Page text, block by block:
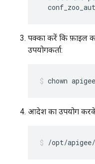
पक्का करें कि फ़ाइल
उपयोगकर्ता:
chown
आदेश का उपयोग करके
/opt/